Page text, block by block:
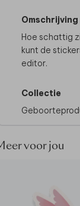
Omschrijving
Hoe schattig
kunt de
editor.
Collectie
voor jou